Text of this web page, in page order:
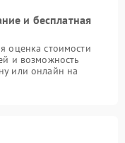
и бесплатная
оценка стоимости
и возможность
или онлайн на